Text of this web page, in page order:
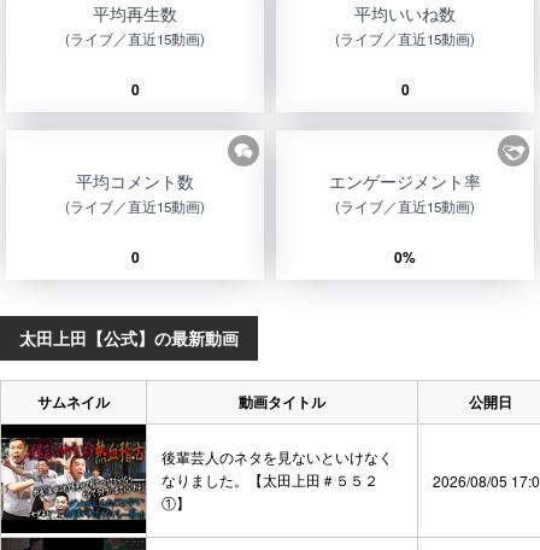
平均再生数
(ライブ／直近15動画)
0
平均いいね数
(ライブ／直近15動画)
0
平均コメント数
(ライブ／直近15動画)
0
エンゲージメント率
(ライブ／直近15動画)
0%
太田上田【公式】の最新動画
サムネイル 動画タイトル 公開日
後輩芸人のネタを見ないといけなく
なりました。【太田上田＃５５２
①】
2026/08/05